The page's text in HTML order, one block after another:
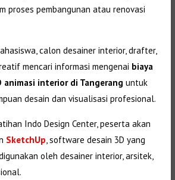
proses pembangunan atau renovasi
calon desainer interior, drafter,
mencari informasi mengenai biaya
animasi interior di Tangerang untuk
desain dan visualisasi profesional.
Indo Design Center, peserta akan
SketchUp , software desain 3D yang
oleh desainer interior, arsitek,